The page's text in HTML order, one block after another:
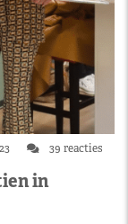
39 reacties
in